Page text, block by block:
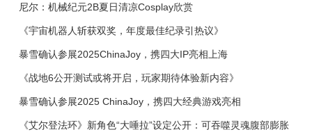
尼尔：机械纪元2B夏日清凉Cosplay欣赏
《宇宙机器人斩获双奖，年度最佳纪录引热议》
暴雪确认参展2025ChinaJoy，携四大IP亮相上海
《战地6公开测试或将开启，玩家期待体验新内容》
暴雪确认参展2025 ChinaJoy，携四大经典游戏亮相
《艾尔登法环》新角色“大唾拉”设定公开：可吞噬灵魂腹部膨胀